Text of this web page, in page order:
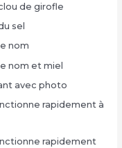
de girofle
sel
nom
nom et miel
avec photo
rapidement à
rapidement